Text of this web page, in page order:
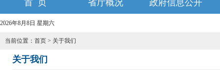
首 页 省厅概况 政府信息公开
2026年8月8日 星期六
当前位置： 首页 > 关于我们
关于我们